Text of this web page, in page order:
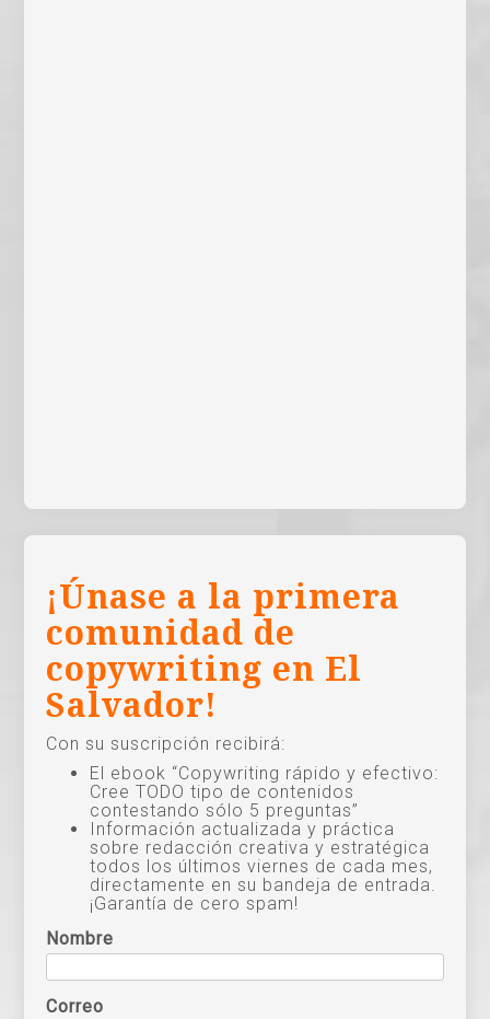
¡Únase a la primera
comunidad de
copywriting en El
Salvador!
Con su suscripción recibirá:
El ebook “Copywriting rápido y efectivo:
Cree TODO tipo de contenidos
contestando sólo 5 preguntas”
Información actualizada y práctica
sobre redacción creativa y estratégica
todos los últimos viernes de cada mes,
directamente en su bandeja de entrada.
¡Garantía de cero spam!
Nombre
Correo